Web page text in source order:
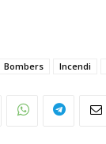
Bombers Incendi